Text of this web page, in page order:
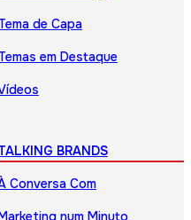
de Capa
em Destaque
BRANDS
Conversa Com
num Minuto